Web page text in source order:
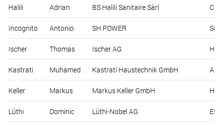
Halili Adrian BS Halili Sanitaire Sàrl
Incognito Antonio SH POWER
Ischer Thomas Ischer AG
Kastrati Muhamed Kastrati Haustechnik GmbH
Keller Markus Markus Keller GmbH
Lüthi Dominic Lüthi-Nobel AG